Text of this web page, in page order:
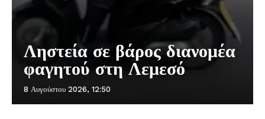
Ληστεία σε βάρος διανομέα
φαγητού στη Λεμεσό
8 Αυγούστου 2026, 12:50